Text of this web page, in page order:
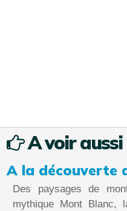
A voir aussi
A la découverte
Des paysages de
mythique Mont Blanc,